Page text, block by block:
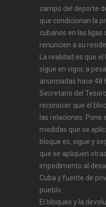
campo del deporte
que condicionan la
cubanos en las ligas
renuncien a su
La realidad es que
sigue en vigor, a
anunciadas hace 48
Secretario del
reconocer que el
las relaciones. Pone
medidas que se
bloque es, sigue y
que se apliquen
impedimento al
Cuba y fuente de
pueblo.
El bloqueo y la